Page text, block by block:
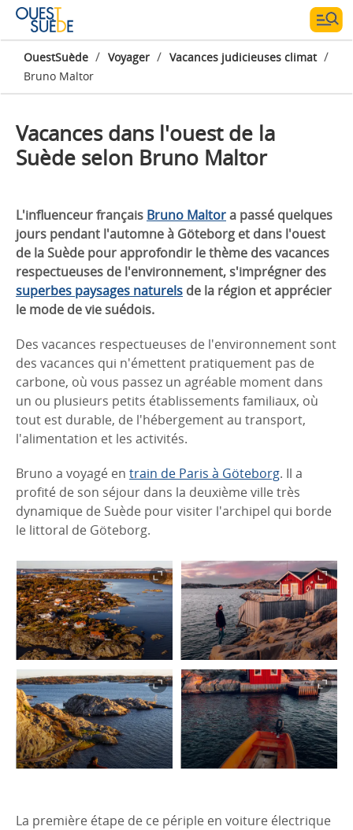
OuestSuède / Voyager / Vacances judicieuses climat /
Bruno Maltor
Vacances dans l'ouest de la
Suède selon Bruno Maltor
L'influenceur français Bruno Maltora passé quelques
jours pendant l'automne à Göteborg et dans l'ouest
de la Suède pour approfondir le thème des vacances
respectueuses de l'environnement, s'imprégner des
superbes paysages naturels de la région et apprécier
le mode de vie suédois.
Des vacances respectueuses de l'environnement sont
des vacances qui n'émettent pratiquement pas de
carbone, où vous passez un agréable moment dans
un ou plusieurs petits établissements familiaux, où
tout est durable, de l'hébergement au transport,
l'alimentation et les activités.
Bruno a voyagé en train de Paris à Göteborg. Il a
profité de son séjour dans la deuxième ville très
dynamique de Suède pour visiter l'archipel qui borde
le littoral de Göteborg.
La première étape de ce périple en voiture électrique